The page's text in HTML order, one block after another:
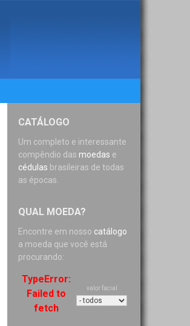
CATÁLOGO
Um completo e interessante
compêndio das moedas e
cédulas brasileiras de todas
as épocas.
QUAL MOEDA?
Encontre em nosso catálogo
a moeda que você está
procurando:
TypeError:
Failed to
fetch
valor facial